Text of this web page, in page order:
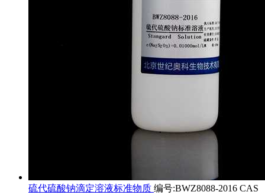
硫代硫酸钠滴定溶液标准物质 编号:BWZ8088-2016 CAS